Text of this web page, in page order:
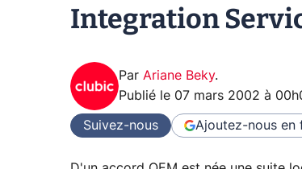
Integration
Par Ariane Beky.
Publié le 07 mars 2002 à
Suivez-nous Ajoutez-nous en